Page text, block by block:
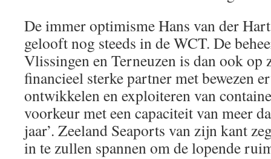
De immer optimisme Hans van der
gelooft nog steeds in de WCT. De
Vlissingen en Terneuzen is dan ook op
financieel sterke partner met bewezen
ontwikkelen en exploiteren van
voorkeur met een capaciteit van meer
jaar’. Zeeland Seaports van zijn kant
in te zullen spannen om de lopende